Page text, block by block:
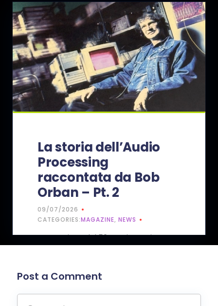
Realizzare una postazione come
questa…
READ MORE
La storia dell’Audio
Processing
raccontata da Bob
Orban – Pt. 2
09/07/2026
CATEGORIES:MAGAZINE, NEWS
In occasione del 50° anniversario
READ MORE
Post a Comment